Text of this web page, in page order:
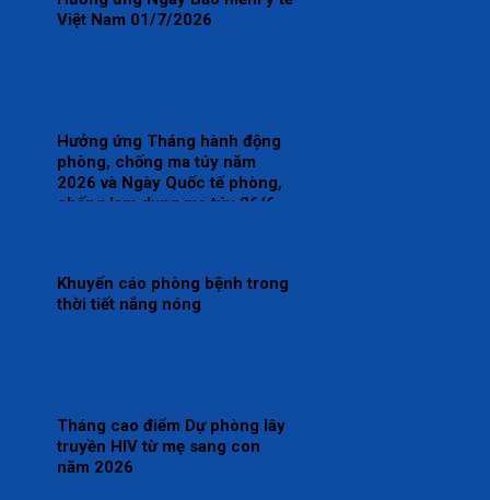
Việt Nam 01/7/2026
Hưởng ứng Tháng hành động
phòng, chống ma túy năm
2026 và Ngày Quốc tế phòng,
chống lạm dụng ma túy 26/6
Khuyến cáo phòng bệnh trong
thời tiết nắng nóng
Tháng cao điểm Dự phòng lây
truyền HIV từ mẹ sang con
năm 2026